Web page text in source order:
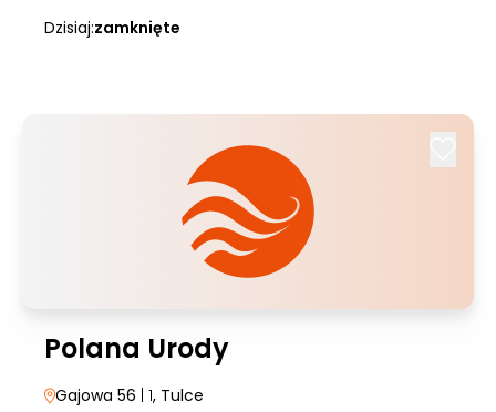
Dzisiaj:zamknięte
Polana Urody
Gajowa 56 | 1, Tulce